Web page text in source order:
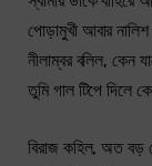
পোড়ামুখী আবার
নীলাম্বর বলিল, কেন
তুমি গাল টিপে দিলে
বিরাজ কহিল, অত বড়